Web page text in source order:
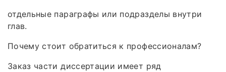
отдельные параграфы или подразделы внутри
глав.
Почему стоит обратиться к профессионалам?
Заказ части диссертации имеет ряд